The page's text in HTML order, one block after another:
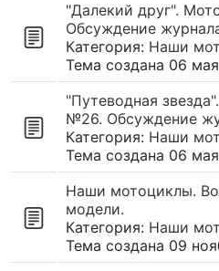
"Далекий друг".
Обсуждение
Категория: Наши
Тема создана 06
"Путеводная
№26. Обсуждение
Категория: Наши
Тема создана 06
Наши мотоциклы.
модели.
Категория: Наши
Тема создана 09